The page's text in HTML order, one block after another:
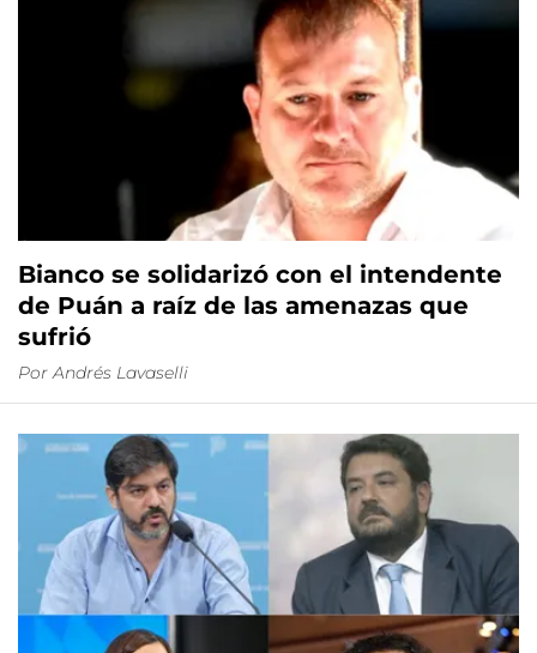
Bianco se solidarizó con el intendente
de Puán a raíz de las amenazas que
sufrió
Por Andrés Lavaselli